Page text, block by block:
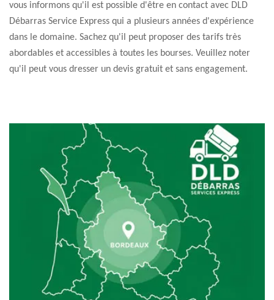
vous informons qu'il est possible d'être en contact avec DLD
Débarras Service Express qui a plusieurs années d'expérience
dans le domaine. Sachez qu'il peut proposer des tarifs très
abordables et accessibles à toutes les bourses. Veuillez noter
qu'il peut vous dresser un devis gratuit et sans engagement.